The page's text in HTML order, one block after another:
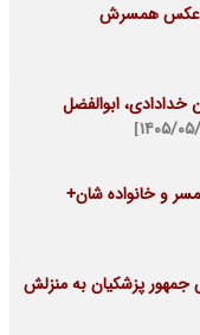
عکس همسرش
خدادادی، ابوالفضل
و خانواده شان+
پزشکیان به منزلش